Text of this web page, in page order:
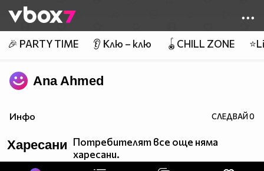
👾
🎉 PARTY TIME 👂 Клю – клю 🪀CHILL ZONE
Ana Ahmed
Инфо СЛЕДВАЙ0
Харесани Потребителят все още няма
харесани.